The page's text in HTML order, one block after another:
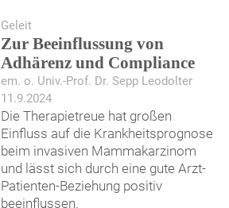
Geleit
Zur Beeinflussung von
Adhärenz und Compliance
em. o. Univ.-Prof. Dr. Sepp Leodolter
11.9.2024
Die Therapietreue hat großen
Einfluss auf die Krankheitsprognose
beim invasiven Mammakarzinom
und lässt sich durch eine gute Arzt-
Patienten-Beziehung positiv
beeinflussen.